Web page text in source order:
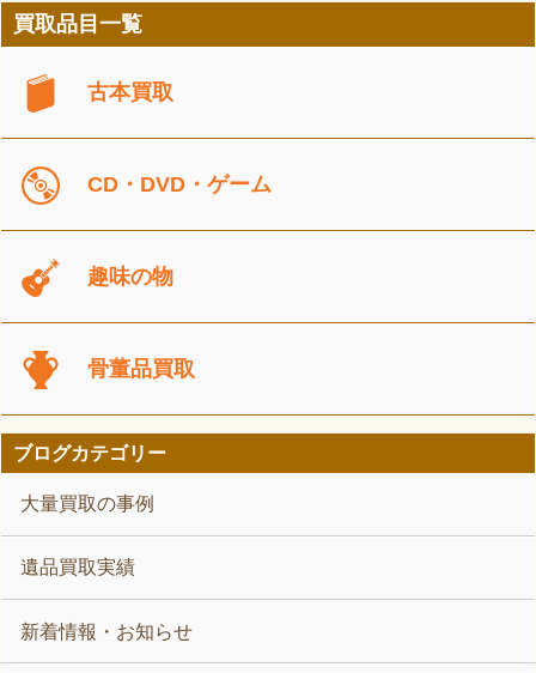
買取品目一覧
古本買取
CD・DVD・ゲーム
趣味の物
骨董品買取
ブログカテゴリー
大量買取の事例
遺品買取実績
新着情報・お知らせ